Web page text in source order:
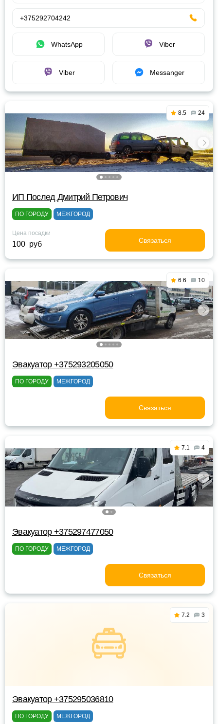
+375292704242
WhatsApp Viber
Viber Messanger
8.5 24
ИП Послед Дмитрий Петрович
ПО ГОРОДУ МЕЖГОРОД
Цена посадки
100 руб Связаться
6.6 10
Эвакуатор +375293205050
ПО ГОРОДУ МЕЖГОРОД
Связаться
7.1 4
Эвакуатор +375297477050
ПО ГОРОДУ МЕЖГОРОД
Связаться
7.2 3
Эвакуатор +375295036810
ПО ГОРОДУ МЕЖГОРОД